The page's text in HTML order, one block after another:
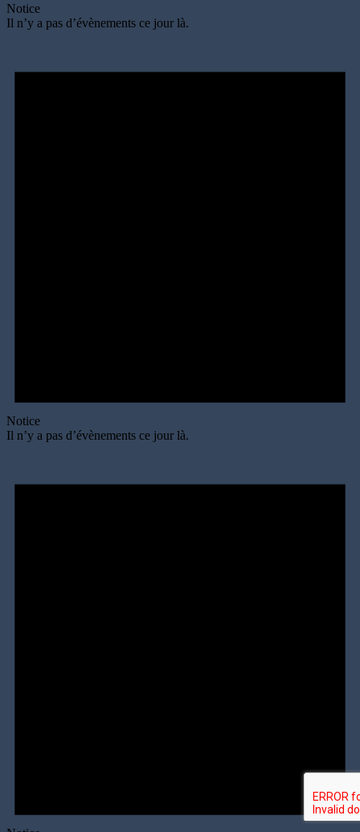
Notice
Il n’y a pas d’évènements ce jour là.
Notice
Il n’y a pas d’évènements ce jour là.